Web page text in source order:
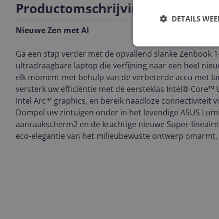
Productomschrijving
Nieuwe Zen met AI
Ga een stap verder met de opvallend slanke Zenbook
ultradraagbare laptop die verfijning naar een heel
elk moment met behulp van de verbeterde accu met
versterk uw efficiëntie met de eersteklas Intel® Core™
Intel Arc™ graphics, en bereik naadloze connectiviteit
Dompel uw zintuigen onder in het levendige ASUS
aanraakscherm2 en de krachtige nieuwe Super-
eco-elegantie van het milieubewuste ontwerp omarmt.
DETAILS